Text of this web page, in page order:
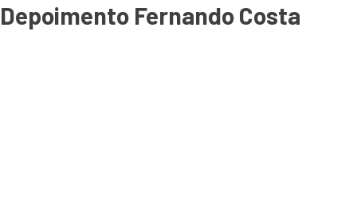
Depoimento Fernando Costa